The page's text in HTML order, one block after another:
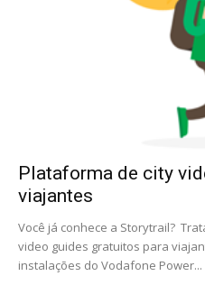
Plataforma de city
viajantes
Você já conhece a Storytrail?
video guides gratuitos para
instalações do Vodafone Power...